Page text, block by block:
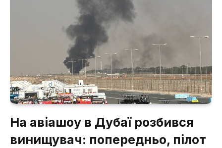
На авіашоу в Дубаї розбився
винищувач: попередньо, пілот